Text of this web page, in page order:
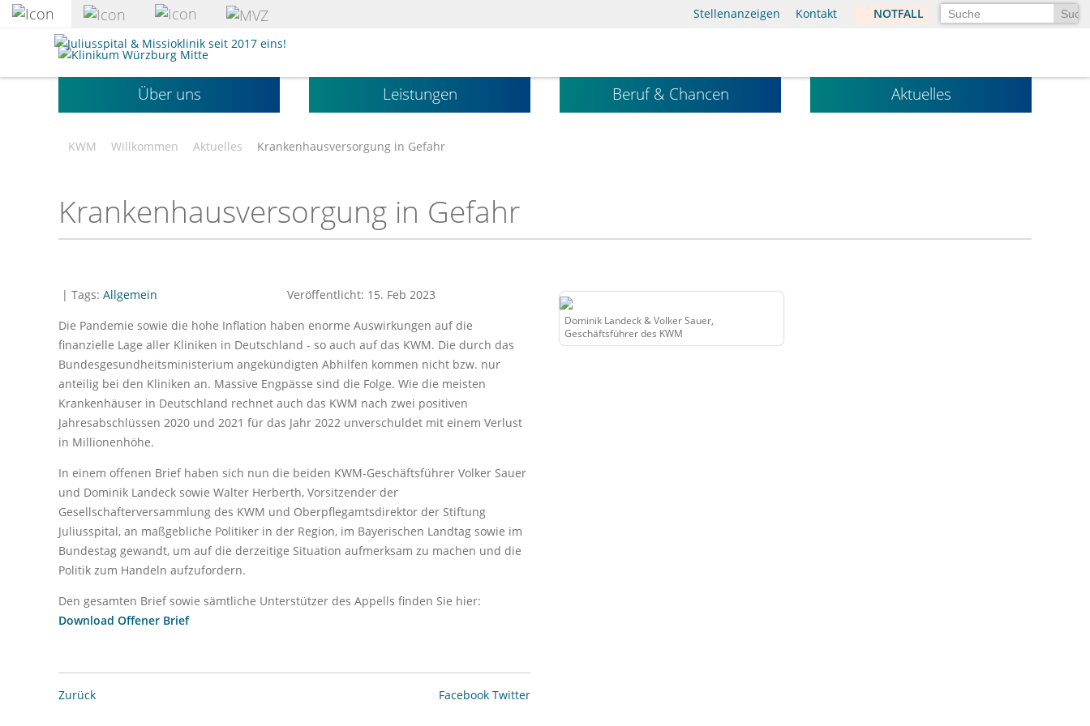
zum
Stellenanzeigen Kontakt NOTFALL Suchen
Klinikum
Würzburg
Mitte
gGmbHÜber uns Leistungen Beruf & Chancen Aktuelles
KWM Willkommen Aktuelles Krankenhausversorgung in Gefahr
Krankenhausversorgung in Gefahr
Veröffentlicht: 15. Feb 2023
| Tags: Allgemein
Die Pandemie sowie die hohe Inflation haben enorme Auswirkungen auf die
finanzielle Lage aller Kliniken in Deutschland - so auch auf das KWM. Die durch das
Bundesgesundheitsministerium angekündigten Abhilfen kommen nicht bzw. nur
anteilig bei den Kliniken an. Massive Engpässe sind die Folge. Wie die meisten
Krankenhäuser in Deutschland rechnet auch das KWM nach zwei positiven
Jahresabschlüssen 2020 und 2021 für das Jahr 2022 unverschuldet mit einem Verlust
in Millionenhöhe.
In einem offenen Brief haben sich nun die beiden KWM-Geschäftsführer Volker Sauer
und Dominik Landeck sowie Walter Herberth, Vorsitzender der
Gesellschafterversammlung des KWM und Oberpflegamtsdirektor der Stiftung
Juliusspital, an maßgebliche Politiker in der Region, im Bayerischen Landtag sowie im
Bundestag gewandt, um auf die derzeitige Situation aufmerksam zu machen und die
Politik zum Handeln aufzufordern.
Den gesamten Brief sowie sämtliche Unterstützer des Appells finden Sie hier:
Download Offener Brief
Zurück Facebook Twitter
Dominik Landeck & Volker Sauer,
Geschäftsführer des KWM